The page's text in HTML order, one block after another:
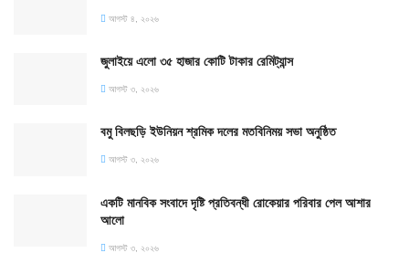
আগস্ট ৪, ২০২৬
জুলাইয়ে এলো ৩৫ হাজার কোটি টাকার রেমিট্যান্স
আগস্ট ৩, ২০২৬
বমু বিলছড়ি ইউনিয়ন শ্রমিক দলের মতবিনিময় সভা অনুষ্ঠিত
আগস্ট ৩, ২০২৬
একটি মানবিক সংবাদে দৃষ্টি প্রতিবন্ধী রোকেয়ার পরিবার পেল আশার
আলো
আগস্ট ৩, ২০২৬